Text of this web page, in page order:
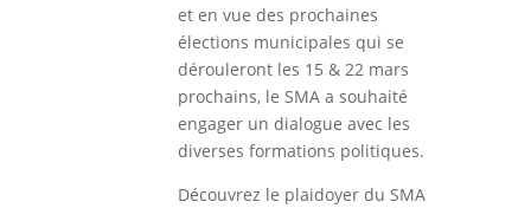
et en vue des prochaines
élections municipales qui se
dérouleront les 15 & 22 mars
prochains, le SMA a souhaité
engager un dialogue avec les
diverses formations politiques.
Découvrez le plaidoyer du SMA